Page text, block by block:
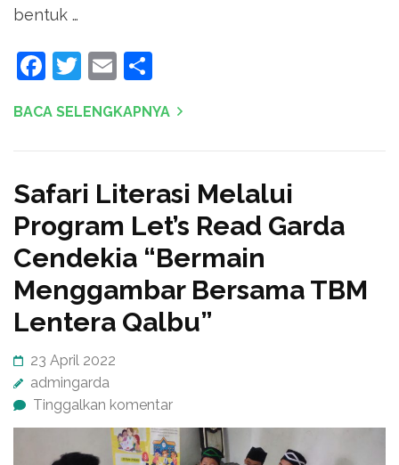
bentuk …
Facebook
Twitter
Email
BACA SELENGKAPNYA
Safari Literasi Melalui
Program Let’s Read Garda
Cendekia “Bermain
Menggambar Bersama TBM
Lentera Qalbu”
23 April 2022
admingarda
Tinggalkan komentar